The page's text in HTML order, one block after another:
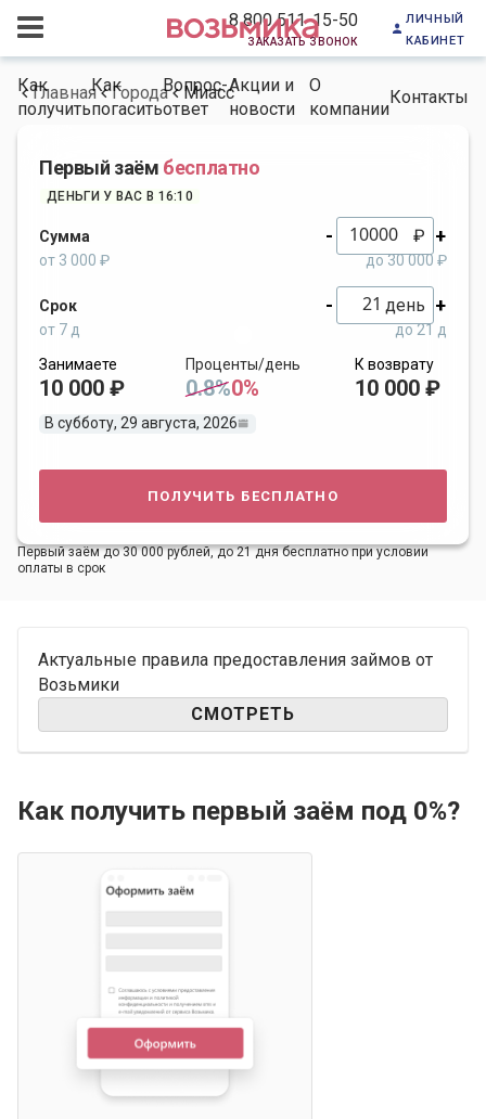
8 800 511-15-50
заказать звонок
личный
кабинет
Как
получить
Как
погасить
Вопрос-
ответ
Акции и
новости
О
компании
Контакты
Главная Города Миасс
Первый заём бесплатно
ДЕНЬГИ У ВАС В 16:10
Сумма - ₽ +
от 3 000 ₽ до 30 000 ₽
Срок - день +
от 7 д
до 21 д
Занимаете
10 000 ₽
Проценты/день
0.8%0%
К возврату
10 000 ₽
В субботу, 29 августа, 2026
получить бесплатно
Первый заём до 30 000 рублей, до 21 дня бесплатно при условии
оплаты в срок
Актуальные правила предоставления займов от
Возьмики
СМОТРЕТЬ
Как получить первый заём под 0%?